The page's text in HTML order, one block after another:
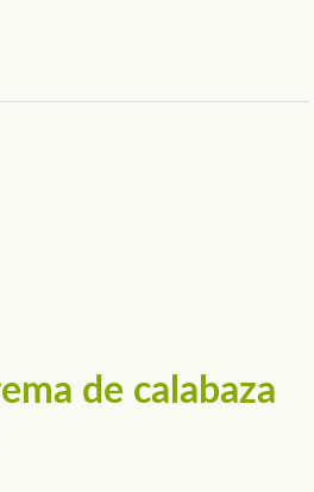
de calabaza